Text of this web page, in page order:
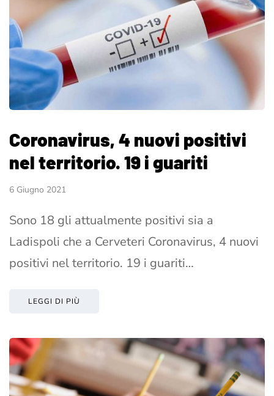
Coronavirus, 4 nuovi positivi
nel territorio. 19 i guariti
6 Giugno 2021
Sono 18 gli attualmente positivi sia a
Ladispoli che a Cerveteri Coronavirus, 4 nuovi
positivi nel territorio. 19 i guariti…
LEGGI DI PIÙ